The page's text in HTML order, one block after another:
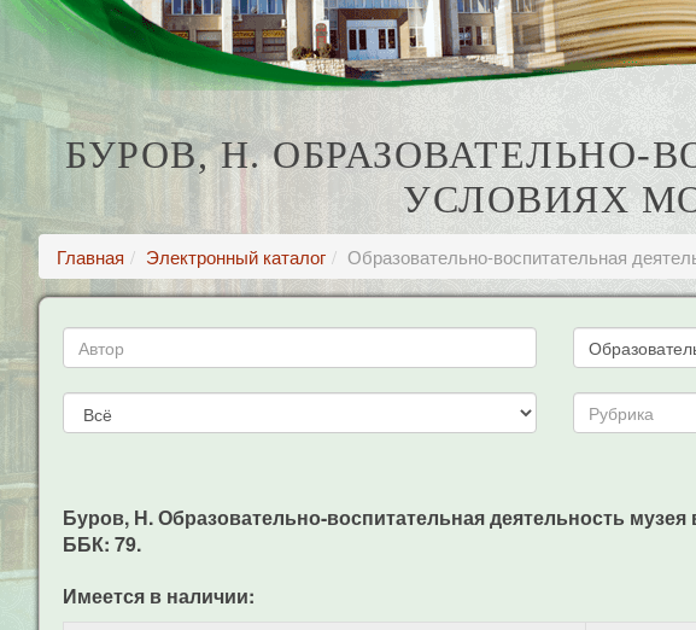
БУРОВ, Н. ОБРАЗОВАТЕЛЬНО-
УСЛОВИЯХ
Главная Электронный каталог Образовательно-воспитательная
Буров, Н. Образовательно-воспитательная деятельность
ББК: 79.
Имеется в наличии: